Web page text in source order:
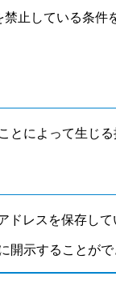
止している条件
とによって生じ
レスを保存して
示することがで